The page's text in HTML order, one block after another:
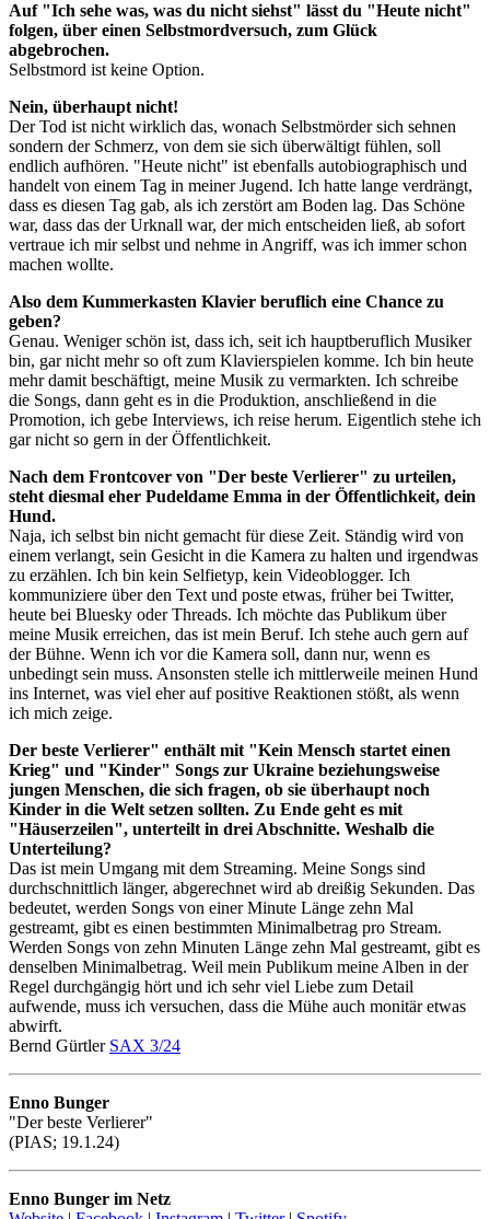
Auf "Ich sehe was, was du nicht siehst" lässt du "Heute nicht"
folgen, über einen Selbstmordversuch, zum Glück
abgebrochen.
Selbstmord ist keine Option.
Nein, überhaupt nicht!
Der Tod ist nicht wirklich das, wonach Selbstmörder sich sehnen
sondern der Schmerz, von dem sie sich überwältigt fühlen, soll
endlich aufhören. "Heute nicht" ist ebenfalls autobiographisch und
handelt von einem Tag in meiner Jugend. Ich hatte lange verdrängt,
dass es diesen Tag gab, als ich zerstört am Boden lag. Das Schöne
war, dass das der Urknall war, der mich entscheiden ließ, ab sofort
vertraue ich mir selbst und nehme in Angriff, was ich immer schon
machen wollte.
Also dem Kummerkasten Klavier beruflich eine Chance zu
geben?
Genau. Weniger schön ist, dass ich, seit ich hauptberuflich Musiker
bin, gar nicht mehr so oft zum Klavierspielen komme. Ich bin heute
mehr damit beschäftigt, meine Musik zu vermarkten. Ich schreibe
die Songs, dann geht es in die Produktion, anschließend in die
Promotion, ich gebe Interviews, ich reise herum. Eigentlich stehe ich
gar nicht so gern in der Öffentlichkeit.
Nach dem Frontcover von "Der beste Verlierer" zu urteilen,
steht diesmal eher Pudeldame Emma in der Öffentlichkeit, dein
Hund.
Naja, ich selbst bin nicht gemacht für diese Zeit. Ständig wird von
einem verlangt, sein Gesicht in die Kamera zu halten und irgendwas
zu erzählen. Ich bin kein Selfietyp, kein Videoblogger. Ich
kommuniziere über den Text und poste etwas, früher bei Twitter,
heute bei Bluesky oder Threads. Ich möchte das Publikum über
meine Musik erreichen, das ist mein Beruf. Ich stehe auch gern auf
der Bühne. Wenn ich vor die Kamera soll, dann nur, wenn es
unbedingt sein muss. Ansonsten stelle ich mittlerweile meinen Hund
ins Internet, was viel eher auf positive Reaktionen stößt, als wenn
ich mich zeige.
Der beste Verlierer" enthält mit "Kein Mensch startet einen
Krieg" und "Kinder" Songs zur Ukraine beziehungsweise
jungen Menschen, die sich fragen, ob sie überhaupt noch
Kinder in die Welt setzen sollten. Zu Ende geht es mit
"Häuserzeilen", unterteilt in drei Abschnitte. Weshalb die
Unterteilung?
Das ist mein Umgang mit dem Streaming. Meine Songs sind
durchschnittlich länger, abgerechnet wird ab dreißig Sekunden. Das
bedeutet, werden Songs von einer Minute Länge zehn Mal
gestreamt, gibt es einen bestimmten Minimalbetrag pro Stream.
Werden Songs von zehn Minuten Länge zehn Mal gestreamt, gibt es
denselben Minimalbetrag. Weil mein Publikum meine Alben in der
Regel durchgängig hört und ich sehr viel Liebe zum Detail
aufwende, muss ich versuchen, dass die Mühe auch monitär etwas
abwirft.
Bernd Gürtler SAX 3/24
Enno Bunger
"Der beste Verlierer"
(PIAS; 19.1.24)
Enno Bunger im Netz